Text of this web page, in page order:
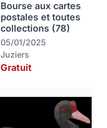
Bourse aux cartes
postales et toutes
collections (78)
05/01/2025
Juziers
Gratuit